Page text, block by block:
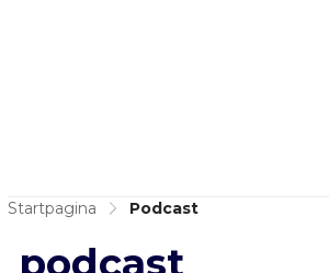
Startpagina Podcast
podcast